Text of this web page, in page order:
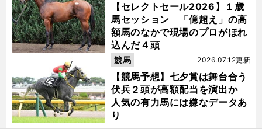
【セレクトセール2026】１歳
馬セッション 「億超え」の高
額馬のなかで現場のプロがほれ
込んだ４頭
【競馬予想】七夕賞は舞台合う
伏兵２頭が高額配当を演出か
人気の有力馬には嫌なデータあ
り
2026.07.12更新
競馬